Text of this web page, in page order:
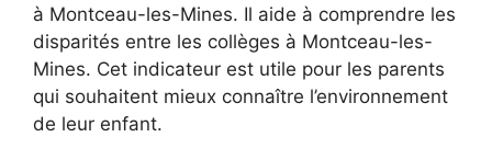
à Montceau-les-Mines. Il aide à comprendre les
disparités entre les collèges à Montceau-les-
Mines. Cet indicateur est utile pour les parents
qui souhaitent mieux connaître l’environnement
de leur enfant.